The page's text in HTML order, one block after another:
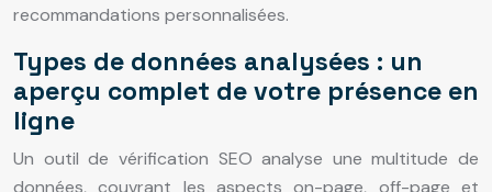
recommandations personnalisées.
Types de données analysées : un
aperçu complet de votre présence en
ligne
Un outil de vérification SEO analyse une multitude de
données, couvrant les aspects on-page, off-page et